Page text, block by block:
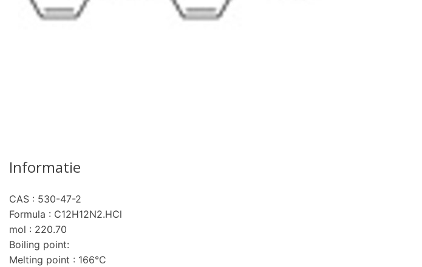
Informatie
CAS : 530-47-2
Formula : C12H12N2.HCl
mol : 220.70
Boiling point:
Melting point : 166°C